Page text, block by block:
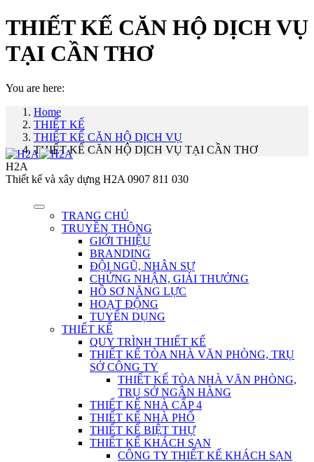
THIẾT KẾ CĂN HỘ DỊCH VỤ
TẠI CẦN THƠ
You are here:
Home
THIẾT KẾ
THIẾT KẾ CĂN HỘ DỊCH VỤ
THIẾT KẾ CĂN HỘ DỊCH VỤ TẠI CẦN THƠ
H2A
Thiết kế và xây dựng H2A 0907 811 030
TRANG CHỦ
TRUYỀN THÔNG
GIỚI THIỆU
BRANDING
ĐỘI NGŨ, NHÂN SỰ
CHỨNG NHẬN, GIẢI THƯỞNG
HỒ SƠ NĂNG LỰC
HOẠT ĐỘNG
TUYỂN DỤNG
THIẾT KẾ
QUY TRÌNH THIẾT KẾ
THIẾT KẾ TÒA NHÀ VĂN PHÒNG, TRỤ
SỞ CÔNG TY
THIẾT KẾ TÒA NHÀ VĂN PHÒNG,
TRỤ SỞ NGÂN HÀNG
THIẾT KẾ NHÀ CẤP 4
THIẾT KẾ NHÀ PHỐ
THIẾT KẾ BIỆT THỰ
THIẾT KẾ KHÁCH SẠN
CÔNG TY THIẾT KẾ KHÁCH SẠN